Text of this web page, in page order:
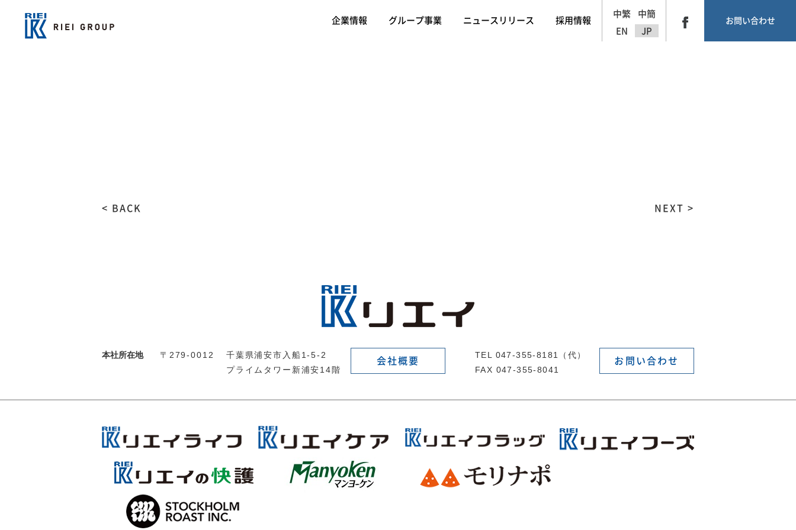
企業情報 グループ事業 ニュースリリース 採用情報
中繁
中簡
EN
JP
お問い合わせ
< BACK NEXT >
本社所在地 〒279-0012
千葉県浦安市入船1-5-2
プライムタワー新浦安14階
会社概要
TEL 047-355-8181（代）
FAX 047-355-8041
お問い合わせ